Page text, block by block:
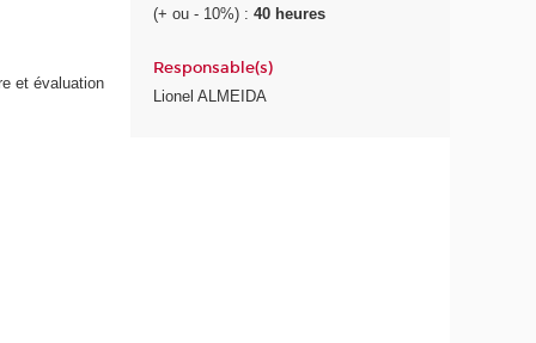
et évaluation
(+ ou - 10%) :40 heures
Responsable(s)
Lionel ALMEIDA